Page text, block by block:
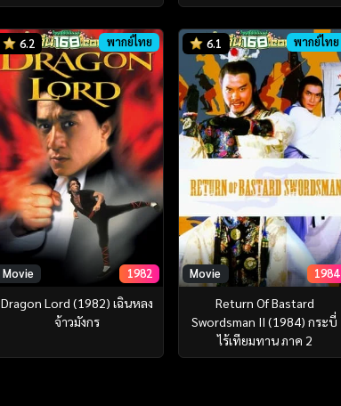
6.2 พากย์ไทย
Movie 1982
Dragon Lord (1982) เฉินหลง
จ้าวมังกร
6.1 พากย์ไทย
Movie 1984
Return Of Bastard
Swordsman II (1984) กระบี่
ไร้เทียมทาน ภาค 2